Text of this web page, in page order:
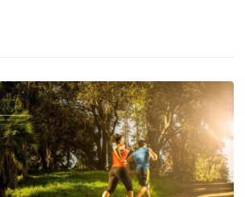
地面产生的震动，很自然的会传到膝盖，增加膝
说法真的正确吗？相比于散